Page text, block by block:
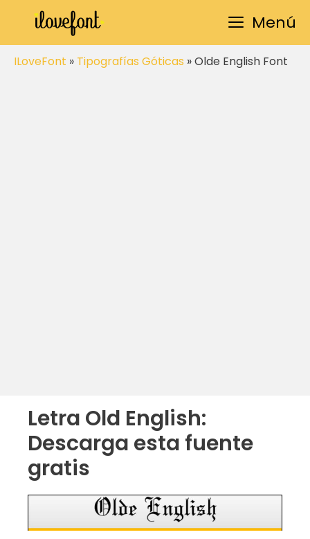
Saltar
contenido
Menú
ILoveFont » Tipografías Góticas »Olde English Font
Letra Old English:
Descarga esta fuente
gratis